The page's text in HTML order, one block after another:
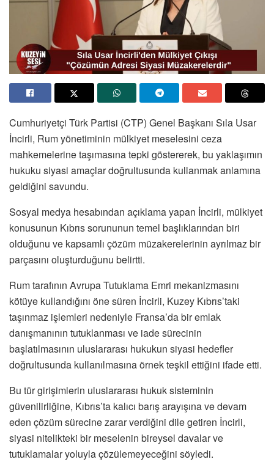
Cumhuriyetçi Türk Partisi (CTP) Genel Başkanı Sıla Usar
İncirli, Rum yönetiminin mülkiyet meselesini ceza
mahkemelerine taşımasına tepki göstererek, bu yaklaşımın
hukuku siyasi amaçlar doğrultusunda kullanmak anlamına
geldiğini savundu.
Sosyal medya hesabından açıklama yapan İncirli, mülkiyet
konusunun Kıbrıs sorununun temel başlıklarından biri
olduğunu ve kapsamlı çözüm müzakerelerinin ayrılmaz bir
parçasını oluşturduğunu belirtti.
Rum tarafının Avrupa Tutuklama Emri mekanizmasını
kötüye kullandığını öne süren İncirli, Kuzey Kıbrıs’taki
taşınmaz işlemleri nedeniyle Fransa’da bir emlak
danışmanının tutuklanması ve iade sürecinin
başlatılmasının uluslararası hukukun siyasi hedefler
doğrultusunda kullanılmasına örnek teşkil ettiğini ifade etti.
Bu tür girişimlerin uluslararası hukuk sisteminin
güvenilirliğine, Kıbrıs’ta kalıcı barış arayışına ve devam
eden çözüm sürecine zarar verdiğini dile getiren İncirli,
siyasi nitelikteki bir meselenin bireysel davalar ve
tutuklamalar yoluyla çözülemeyeceğini söyledi.